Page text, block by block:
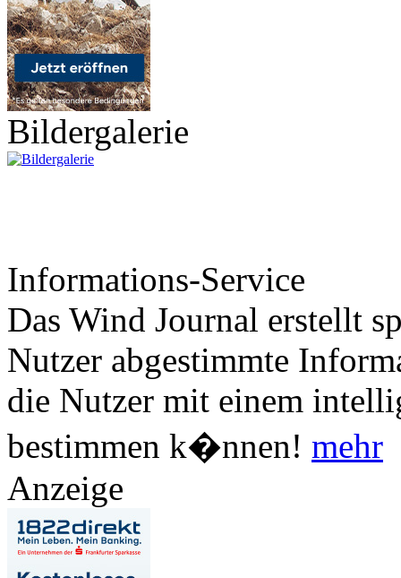
Bildergalerie
Informations-Service
Das Wind Journal erstellt
Nutzer abgestimmte
die Nutzer mit einem
bestimmen k�nnen! mehr
Anzeige